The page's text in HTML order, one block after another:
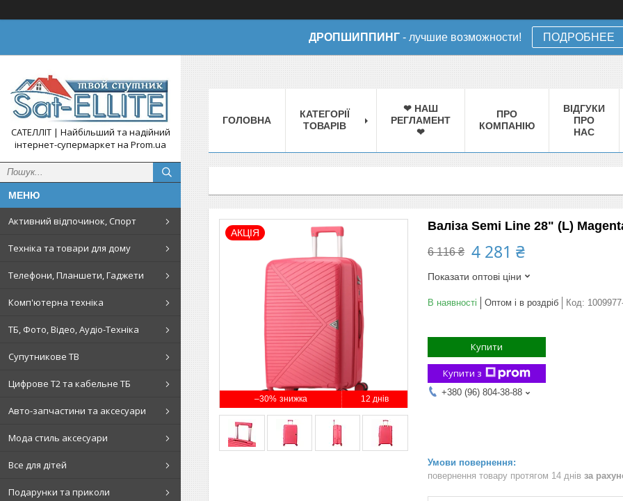
ДРОПШИППИНГ - лучшие возможности! ПОДРОБНЕЕ
САТЕЛЛІТ | Найбільший та надійний
інтернет-супермаркет на Prom.ua
Активний відпочинок, Спорт
Техніка та товари для дому
Телефони, Планшети, Гаджети
Комп'ютерна техніка
ТБ, Фото, Відео, Аудіо-Техніка
Супутникове ТВ
Цифрове Т2 та кабельне ТБ
Авто-запчастини та аксесуари
Мода стиль аксесуари
Все для дітей
Подарунки та приколи
ГОЛОВНА
КАТЕГОРІЇ
ТОВАРІВ
❤ НАШ
РЕГЛАМЕНТ
❤
ПРО
КОМПАНІЮ
ВІДГУКИ
ПРО
НАС
–30% 12 днів
АКЦІЯ Валіза Semi Line 28" (L)
6 116 ₴ 4 281 ₴
Показати оптові ціни
В наявності Оптом і в роздріб Код:
Купити
Купити з
+380 (96) 804-38-88
повернення товару протягом 14 днів за